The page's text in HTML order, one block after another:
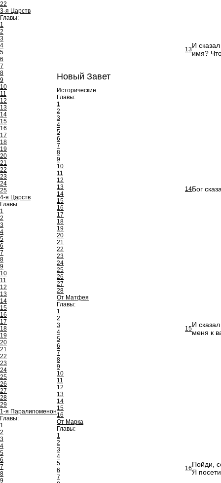
22
3-я Царств
Главы:
1
2
3
4
5
6
7
8
9
10
11
12
13
14
15
16
17
18
19
20
21
22
23
24
25
4-я Царств
Главы:
1
2
3
4
5
6
7
8
9
10
11
12
13
14
15
16
17
18
19
20
21
22
23
24
25
26
27
28
29
1-я Паралипоменон
Главы:
1
2
3
4
5
6
7
8
9
Новый Завет
Исторические
Главы:
1
2
3
4
5
6
7
8
9
10
11
12
13
14
15
16
17
18
19
20
21
22
23
24
25
26
27
28
От Матфея
Главы:
1
2
3
4
5
6
7
8
9
10
11
12
13
14
15
16
От Марка
Главы:
1
2
3
4
5
6
7
13И
имя?
14Бог
15И
меня к
16Пойди,
Я